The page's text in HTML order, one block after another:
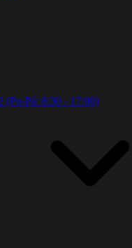
(Po-Pá: 8:30 - 17:00)